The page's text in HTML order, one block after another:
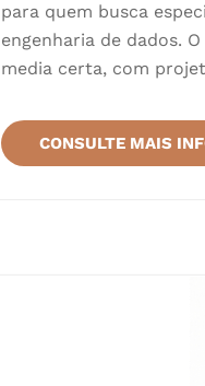
para quem busca
engenharia de dados.
media certa, com
CONSULTE MAIS